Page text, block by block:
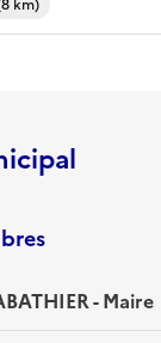
km)
- Maire